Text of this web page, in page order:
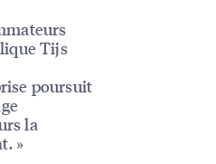
Tijs
poursuit
la
»